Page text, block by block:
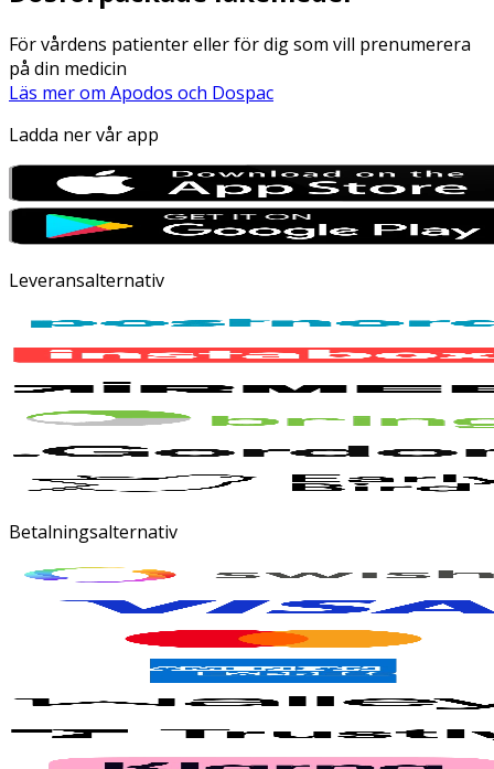
För vårdens patienter eller för dig som vill prenumerera
på din medicin
Läs mer om Apodos och Dospac
Ladda ner vår app
Leveransalternativ
Betalningsalternativ